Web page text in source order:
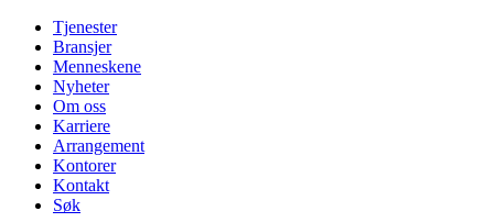
Tjenester
Bransjer
Menneskene
Nyheter
Om oss
Karriere
Arrangement
Kontorer
Kontakt
Søk